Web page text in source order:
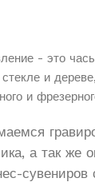
- это
и
и
а так же
сувениров